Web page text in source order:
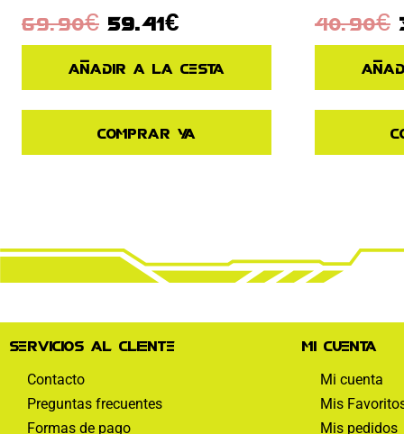
69.90€ 59.41€
Añadir a la cesta
Comprar ya
40.90€
Servicios al cliente
Contacto
Preguntas frecuentes
Formas de pago
Mi cuenta
Mi cuenta
Mis
Mis pedidos